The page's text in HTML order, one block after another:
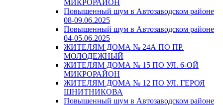
МИКРОРАЙОН
Повышенный шум в Автозаводском районе
08-09.06.2025
Повышенный шум в Автозаводском районе
04-05.06.2025
ЖИТЕЛЯМ ДОМА № 24А ПО ПР.
МОЛОДЕЖНЫЙ
ЖИТЕЛЯМ ДОМА № 15 ПО УЛ. 6-ОЙ
МИКРОРАЙОН
ЖИТЕЛЯМ ДОМА № 12 ПО УЛ. ГЕРОЯ
ШНИТНИКОВА
Повышенный шум в Автозаводском районе